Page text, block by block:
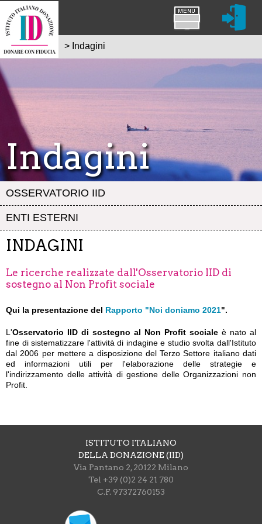
Indagini
OSSERVATORIO IID
ENTI ESTERNI
> Indagini
INDAGINI
Le ricerche realizzate dall'Osservatorio IID di
sostegno al Non Profit sociale
Qui la presentazione del Rapporto "Noi doniamo 2021".
L'Osservatorio IID di sostegno al Non Profit sociale è nato al
fine di sistematizzare l'attività di indagine e studio svolta dall'Istituto
dal 2006 per mettere a disposizione del Terzo Settore italiano dati
ed informazioni utili per l'elaborazione delle strategie e
l'indirizzamento delle attività di gestione delle Organizzazioni non
Profit.
ISTITUTO ITALIANO
DELLA DONAZIONE (IID)
Via Pantano 2, 20122 Milano
Tel +39 (0)2 24 21 780
C.F. 97372760153